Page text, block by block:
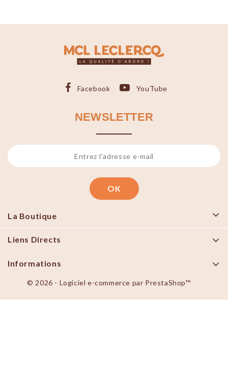
Facebook YouTube
NEWSLETTER
La Boutique
Liens Directs
Informations
© 2026 - Logiciel e-commerce par PrestaShop™